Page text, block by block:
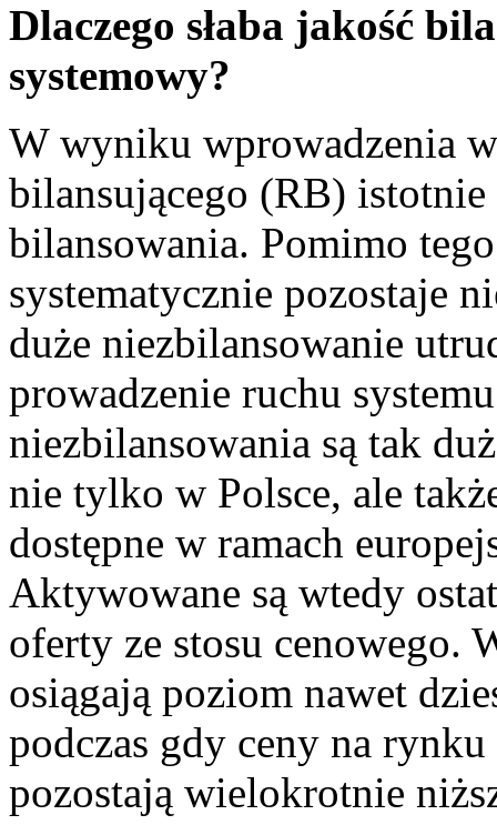
Dlaczego słaba jakość
systemowy?
W wyniku wprowadzenia
bilansującego (RB)
bilansowania. Pomimo
systematycznie pozostaje
duże niezbilansowanie
prowadzenie ruchu
niezbilansowania są tak
nie tylko w Polsce, ale
dostępne w ramach
Aktywowane są wtedy
oferty ze stosu cenowego.
osiągają poziom nawet
podczas gdy ceny na
pozostają wielokrotnie